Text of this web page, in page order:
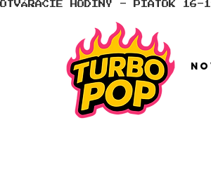
OTVÁRACIE HODINY - PIATOK 16-